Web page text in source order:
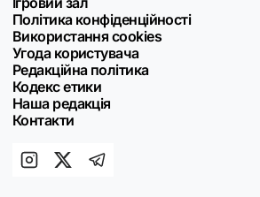
Політика конфіденційності
Використання cookies
Угода користувача
Редакційна політика
Кодекс етики
Наша редакція
Контакти